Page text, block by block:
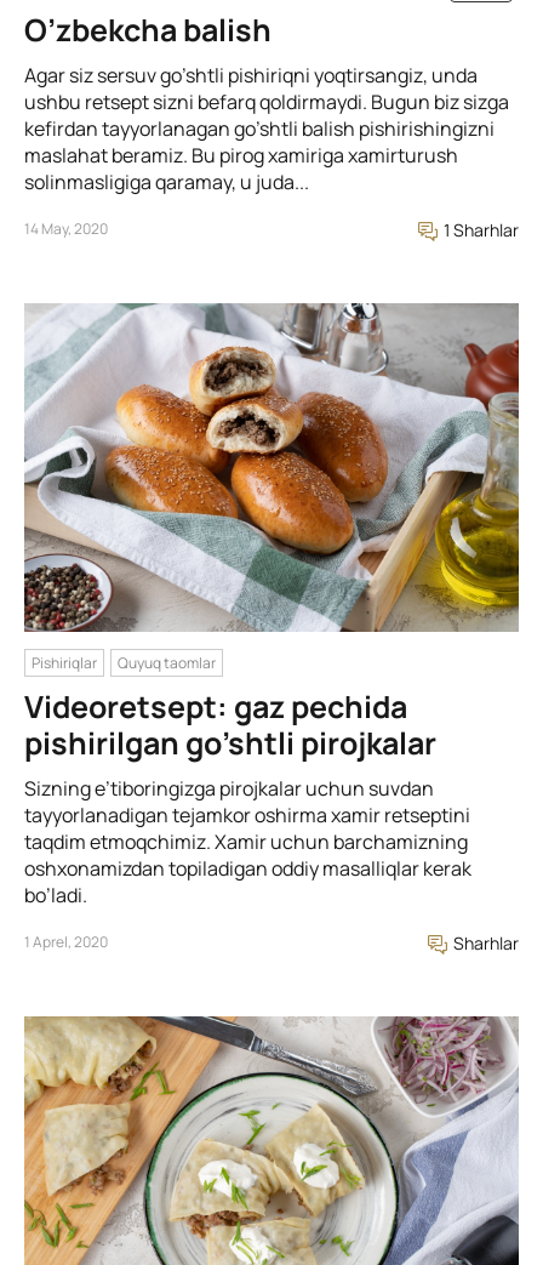
O’zbekcha balish
Agar siz sersuv go’shtli pishiriqni yoqtirsangiz, unda
ushbu retsept sizni befarq qoldirmaydi. Bugun biz sizga
kefirdan tayyorlanagan go’shtli balish pishirishingizni
maslahat beramiz. Bu pirog xamiriga xamirturush
solinmasligiga qaramay, u juda...
14 May, 2020 1 Sharhlar
Pishiriqlar Quyuq taomlar
Videoretsept: gaz pechida
pishirilgan go’shtli pirojkalar
Sizning e’tiboringizga pirojkalar uchun suvdan
tayyorlanadigan tejamkor oshirma xamir retseptini
taqdim etmoqchimiz. Xamir uchun barchamizning
oshxonamizdan topiladigan oddiy masalliqlar kerak
bo’ladi.
1 Aprel, 2020 Sharhlar